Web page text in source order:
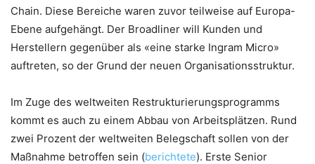
Chain. Diese Bereiche waren zuvor teilweise auf Europa-
Ebene aufgehängt. Der Broadliner will Kunden und
Herstellern gegenüber als «eine starke Ingram Micro»
auftreten, so der Grund der neuen Organisationsstruktur.
Im Zuge des weltweiten Restrukturierungsprogramms
kommt es auch zu einem Abbau von Arbeitsplätzen. Rund
zwei Prozent der weltweiten Belegschaft sollen von der
Maßnahme betroffen sein (berichtete). Erste Senior